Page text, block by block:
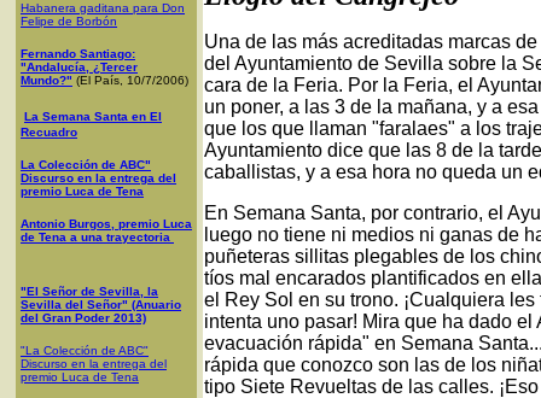
Habanera gaditana para Don
Felipe de Borbón
Fernando Santiago:
"Andalucía, ¿Tercer
Mundo?" (El País, 10/7/2006)
La Semana Santa en El
Recuadro
La Colección de ABC"
Discurso en la entrega del
premio Luca de Tena
Antonio Burgos, premio Luca
de Tena a una trayectoria
"El Señor de Sevilla, la
Sevilla del Señor" (Anuario
del Gran Poder 2013)
"La Colección de ABC"
Discurso en la entrega del
premio Luca de Tena
Una de las más acreditadas marcas
del Ayuntamiento de Sevilla sobre la
cara de la Feria. Por la Feria, el
un poner, a las 3 de la mañana, y a
que los que llaman "faralaes" a los
Ayuntamiento dice que las 8 de la
caballistas, y a esa hora no queda un
En Semana Santa, por contrario, el
luego no tiene ni medios ni ganas de
puñeteras sillitas plegables de los
tíos mal encarados plantificados en
el Rey Sol en su trono. ¡Cualquiera
intenta uno pasar! Mira que ha dado
evacuación rápida" en Semana
rápida que conozco son las de los
tipo Siete Revueltas de las calles.